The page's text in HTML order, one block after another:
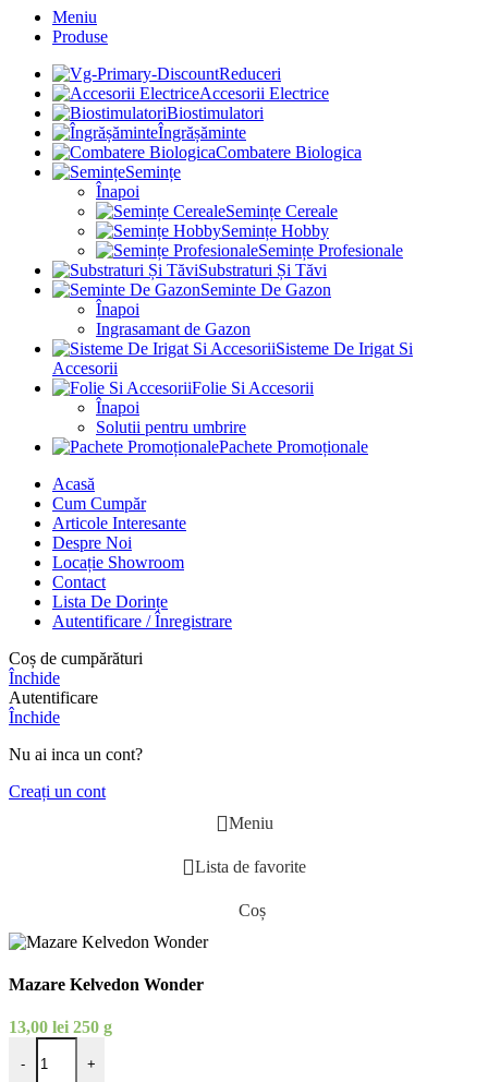
Meniu
Produse
Reduceri
Accesorii Electrice
Biostimulatori
Îngrășăminte
Combatere Biologica
Semințe
Înapoi
Semințe Cereale
Semințe Hobby
Semințe Profesionale
Substraturi Și Tăvi
Seminte De Gazon
Înapoi
Ingrasamant de Gazon
Sisteme De Irigat Si
Accesorii
Folie Si Accesorii
Înapoi
Solutii pentru umbrire
Pachete Promoționale
Acasă
Cum Cumpăr
Articole Interesante
Despre Noi
Locație Showroom
Contact
Lista De Dorințe
Autentificare / Înregistrare
Coș de cumpărături
Închide
Autentificare
Închide
Nu ai inca un cont?
Creați un cont
Meniu
Lista de favorite
Coș
Mazare Kelvedon Wonder
13,00 lei 250 g
-
Cantitate Mazare Kelvedon Wonder
+